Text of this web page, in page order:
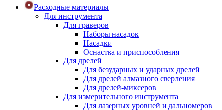
Расходные материалы
Для инструмента
Для граверов
Наборы насадок
Насадки
Оснастка и приспособления
Для дрелей
Для безударных и ударных дрелей
Для дрелей алмазного сверления
Для дрелей-миксеров
Для измерительного инструмента
Для лазерных уровней и дальномеров